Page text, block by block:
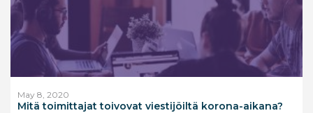
May 8, 2020
Mitä toimittajat toivovat viestijöiltä korona-aikana?